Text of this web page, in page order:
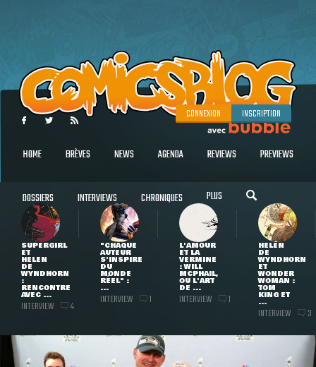
CONNEXION INSCRIPTION
HOME BRÈVES NEWS AGENDA REVIEWS PREVIEWS
DOSSIERS INTERVIEWS CHRONIQUES PLUS
SUPERGIRL
ET
HELEN
DE
WYNDHORN
:
RENCONTRE
AVEC ...
INTERVIEW 4
"CHAQUE
AUTEUR
S'INSPIRE
DU
MONDE
RÉEL" :
...
INTERVIEW 1
L'AMOUR
ET LA
VERMINE
: WILL
MCPHAIL,
OU L'ART
DE ...
INTERVIEW 1
HELEN
DE
WYNDHORN
ET
WONDER
WOMAN :
TOM
KING ET
...
INTERVIEW 3